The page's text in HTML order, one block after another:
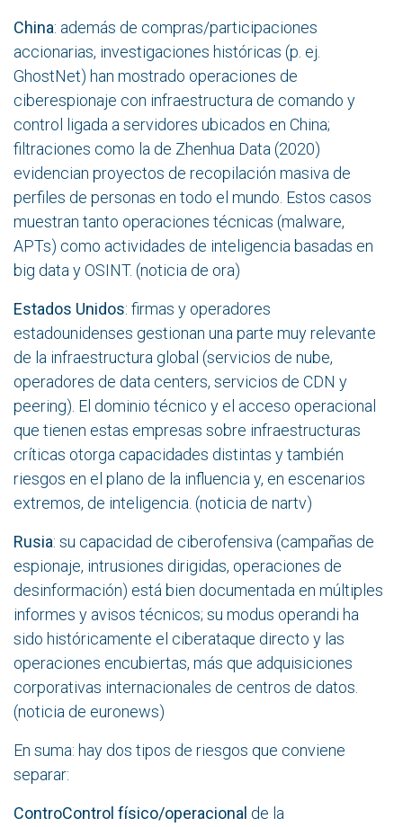
China: además de compras/participaciones
accionarias, investigaciones históricas (p. ej.
GhostNet) han mostrado operaciones de
ciberespionaje con infraestructura de comando y
control ligada a servidores ubicados en China;
filtraciones como la de Zhenhua Data (2020)
evidencian proyectos de recopilación masiva de
perfiles de personas en todo el mundo. Estos casos
muestran tanto operaciones técnicas (malware,
APTs) como actividades de inteligencia basadas en
big data y OSINT. (noticia de ora)
Estados Unidos: firmas y operadores
estadounidenses gestionan una parte muy relevante
de la infraestructura global (servicios de nube,
operadores de data centers, servicios de CDN y
peering). El dominio técnico y el acceso operacional
que tienen estas empresas sobre infraestructuras
críticas otorga capacidades distintas y también
riesgos en el plano de la influencia y, en escenarios
extremos, de inteligencia. (noticia de nartv)
Rusia: su capacidad de ciberofensiva (campañas de
espionaje, intrusiones dirigidas, operaciones de
desinformación) está bien documentada en múltiples
informes y avisos técnicos; su modus operandi ha
sido históricamente el ciberataque directo y las
operaciones encubiertas, más que adquisiciones
corporativas internacionales de centros de datos.
(noticia de euronews)
En suma: hay dos tipos de riesgos que conviene
separar:
ControControl físico/operacional de la